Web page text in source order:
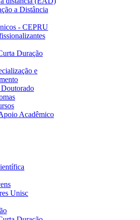
a Distância
- CEPRU
Duração
e
Acadêmico
Unisc